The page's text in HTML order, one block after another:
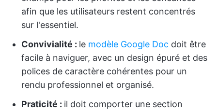
afin que les utilisateurs restent concentrés
sur l'essentiel.
Convivialité : le modèle Google Doc doit être
facile à naviguer, avec un design épuré et des
polices de caractère cohérentes pour un
rendu professionnel et organisé.
Praticité : il doit comporter une section